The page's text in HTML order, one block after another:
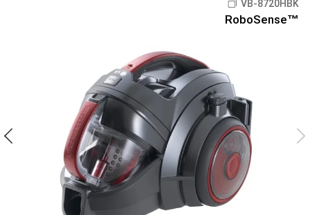
VB-8720HBK
™RoboSense